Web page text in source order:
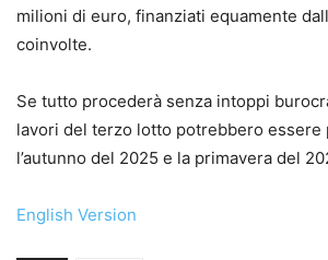
milioni di euro, finanziati equamente
coinvolte.
Se tutto procederà senza intoppi
lavori del terzo lotto potrebbero essere
l’autunno del 2025 e la primavera del
English Version